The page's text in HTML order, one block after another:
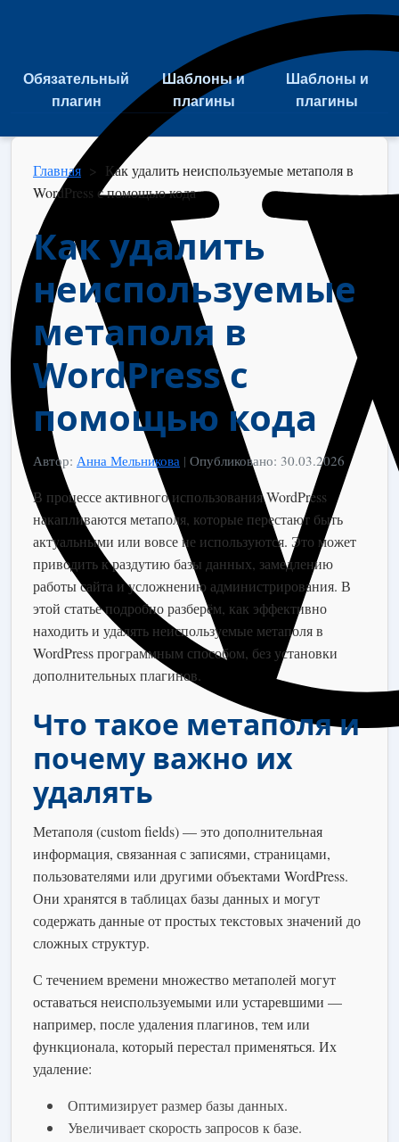
Обязательный
плагин
Шаблоны и
плагины
Шаблоны и
плагины
Главная > Как удалить неиспользуемые метаполя в
WordPress с помощью кода
Как удалить
неиспользуемые
метаполя в
WordPress с
помощью кода
Автор: Анна Мельникова | Опубликовано: 30.03.2026
В процессе активного использования WordPress
накапливаются метаполя, которые перестают быть
актуальными или вовсе не используются. Это может
приводить к раздутию базы данных, замедлению
работы сайта и усложнению администрирования. В
этой статье подробно разберём, как эффективно
находить и удалять неиспользуемые метаполя в
WordPress программным способом, без установки
дополнительных плагинов.
Что такое метаполя и
почему важно их
удалять
Метаполя (custom fields) — это дополнительная
информация, связанная с записями, страницами,
пользователями или другими объектами WordPress.
Они хранятся в таблицах базы данных и могут
содержать данные от простых текстовых значений до
сложных структур.
С течением времени множество метаполей могут
оставаться неиспользуемыми или устаревшими —
например, после удаления плагинов, тем или
функционала, который перестал применяться. Их
удаление:
Оптимизирует размер базы данных.
Увеличивает скорость запросов к базе.